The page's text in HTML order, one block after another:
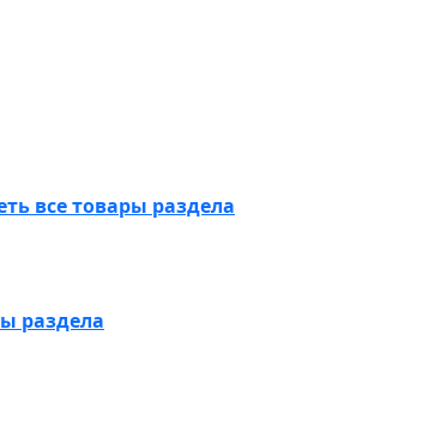
все товары раздела
раздела